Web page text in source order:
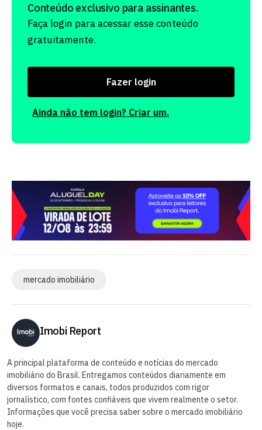
Conteúdo exclusivo para assinantes.
Faça login para acessar esse conteúdo
gratuitamente.
Fazer login
Ainda não tem login? Criar um.
mercado imobiliário
Imobi Report
A principal plataforma de conteúdo e notícias do mercado
imobiliário do Brasil. Entregamos conteúdos diariamente em
diversos formatos e canais, todos produzidos com rigor
jornalístico, com fontes confiáveis que vivem realmente o setor.
Informações que você precisa saber sobre o mercado imobiliário
hoje.